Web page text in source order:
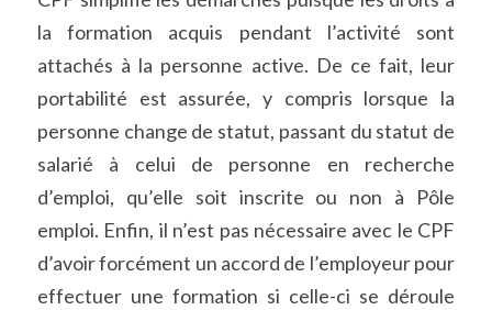
la formation acquis pendant l’activité sont
attachés à la personne active. De ce fait, leur
portabilité est assurée, y compris lorsque la
personne change de statut, passant du statut de
salarié à celui de personne en recherche
d’emploi, qu’elle soit inscrite ou non à Pôle
emploi. Enfin, il n’est pas nécessaire avec le CPF
d’avoir forcément un accord de l’employeur pour
effectuer une formation si celle-ci se déroule